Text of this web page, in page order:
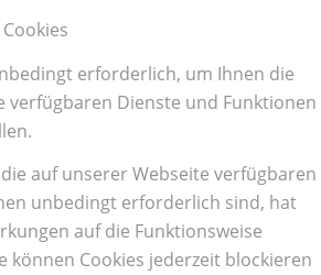
erforderlich, um Ihnen die
verfügbaren Dienste und Funktionen
auf unserer Webseite verfügbaren
unbedingt erforderlich sind, hat
auf die Funktionsweise
können Cookies jederzeit blockieren